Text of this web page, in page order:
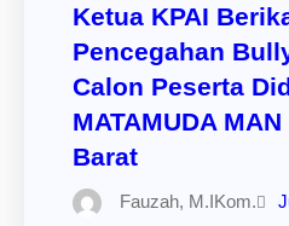
Ketua KPAI
Pencegahan
Calon Peserta
MATAMUDA
Barat
Fauzah, M.IKom.